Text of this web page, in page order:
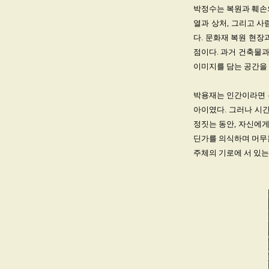
박정수는 복원과 훼
열과 상처, 그리고 사
다. 문화재 복원 현장
점이다. 과거 건축물
이미지를 담는 공간
박용재는 인간이라면
아이였다. 그러나 시
정짓는 동안, 자신에
딘가를 의식하며 머
주체의 기로에 서 있